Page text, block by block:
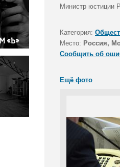
Министр юстиции
Категория:
Место: Россия,
Сообщить об
Ещё фото